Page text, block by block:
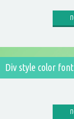
Div style color